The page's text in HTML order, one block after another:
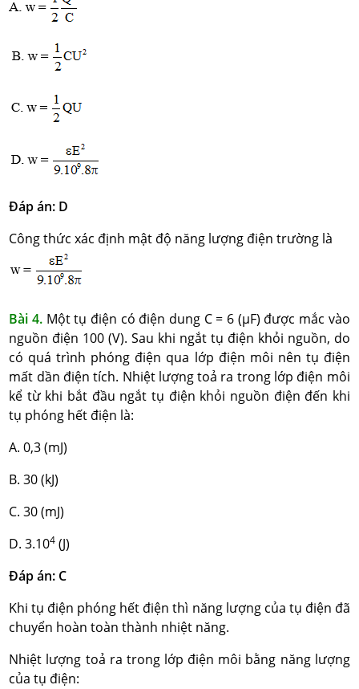
Đáp án: D
Công thức xác định mật độ năng lượng điện trường là
Bài 4. Một tụ điện có điện dung C = 6 (μF) được mắc vào
nguồn điện 100 (V). Sau khi ngắt tụ điện khỏi nguồn, do
có quá trình phóng điện qua lớp điện môi nên tụ điện
mất dần điện tích. Nhiệt lượng toả ra trong lớp điện môi
kể từ khi bắt đầu ngắt tụ điện khỏi nguồn điện đến khi
tụ phóng hết điện là:
A. 0,3 (mJ)
B. 30 (kJ)
C. 30 (mJ)
D. 3.104 (J)
Đáp án: C
Khi tụ điện phóng hết điện thì năng lượng của tụ điện đã
chuyển hoàn toàn thành nhiệt năng.
Nhiệt lượng toả ra trong lớp điện môi bằng năng lượng
của tụ điện: